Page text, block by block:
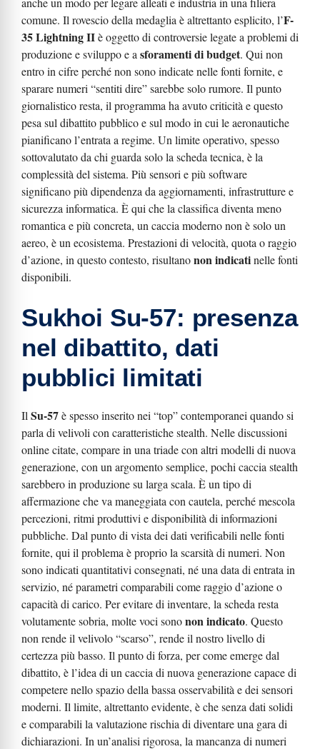
comune. Il rovescio della medaglia è altrettanto esplicito, l’F-
35 Lightning IIè oggetto di controversie legate a problemi di
produzione e sviluppo e a sforamenti di budget. Qui non
entro in cifre perché non sono indicate nelle fonti fornite, e
sparare numeri “sentiti dire” sarebbe solo rumore. Il punto
giornalistico resta, il programma ha avuto criticità e questo
pesa sul dibattito pubblico e sul modo in cui le aeronautiche
pianificano l’entrata a regime. Un limite operativo, spesso
sottovalutato da chi guarda solo la scheda tecnica, è la
complessità del sistema. Più sensori e più software
significano più dipendenza da aggiornamenti, infrastrutture e
sicurezza informatica. È qui che la classifica diventa meno
romantica e più concreta, un caccia moderno non è solo un
aereo, è un ecosistema. Prestazioni di velocità, quota o raggio
d’azione, in questo contesto, risultanonon indicatinelle fonti
disponibili.
Sukhoi Su-57: presenza
nel dibattito, dati
pubblici limitati
Il Su-57è spesso inserito nei “top” contemporanei quando si
parla di velivoli con caratteristiche stealth. Nelle discussioni
online citate, compare in una triade con altri modelli di nuova
generazione, con un argomento semplice, pochi caccia stealth
sarebbero in produzione su larga scala. È un tipo di
affermazione che va maneggiata con cautela, perché mescola
percezioni, ritmi produttivi e disponibilità di informazioni
pubbliche. Dal punto di vista dei dati verificabili nelle fonti
fornite, qui il problema è proprio la scarsità di numeri. Non
sono indicati quantitativi consegnati, né una data di entrata in
servizio, né parametri comparabili come raggio d’azione o
capacità di carico. Per evitare di inventare, la scheda resta
volutamente sobria, molte voci sononon indicato. Questo
non rende il velivolo “scarso”, rende il nostro livello di
certezza più basso. Il punto di forza, per come emerge dal
dibattito, è l’idea di un caccia di nuova generazione capace di
competere nello spazio della bassa osservabilità e dei sensori
moderni. Il limite, altrettanto evidente, è che senza dati solidi
e comparabili la valutazione rischia di diventare una gara di
dichiarazioni. In un’analisi rigorosa, la mancanza di numeri